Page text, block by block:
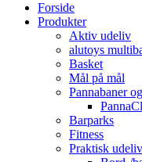
Forside
Produkter
Aktiv udeliv
alutoys
Basket
Mål på mål
Pannabaner
Barparks
Fitness
Praktisk udeliv